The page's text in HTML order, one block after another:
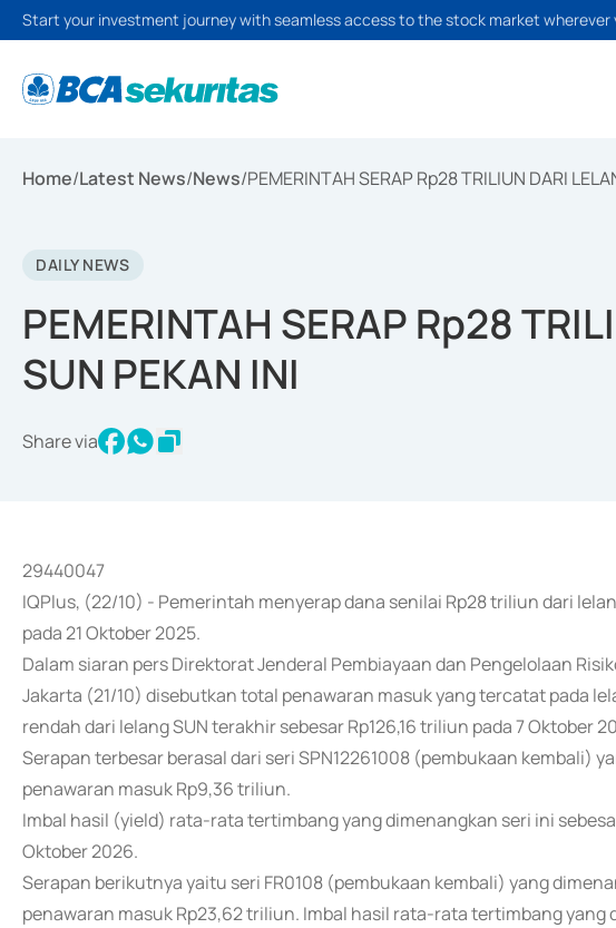
Start your investment journey with seamless access to the stock market wherever
Home/Latest News/News/PEMERINTAH SERAP Rp28 TRILIUN DARI
DAILY NEWS
PEMERINTAH SERAP Rp28
SUN PEKAN INI
Share via
29440047
IQPlus, (22/10) - Pemerintah menyerap dana senilai Rp28 triliun dari
pada 21 Oktober 2025.
Dalam siaran pers Direktorat Jenderal Pembiayaan dan Pengelolaan
Jakarta (21/10) disebutkan total penawaran masuk yang tercatat pada
rendah dari lelang SUN terakhir sebesar Rp126,16 triliun pada 7 Oktober
Serapan terbesar berasal dari seri SPN12261008 (pembukaan kembali)
penawaran masuk Rp9,36 triliun.
Imbal hasil (yield) rata-rata tertimbang yang dimenangkan seri ini
Oktober 2026.
Serapan berikutnya yaitu seri FR0108 (pembukaan kembali) yang
penawaran masuk Rp23,62 triliun. Imbal hasil rata-rata tertimbang yang